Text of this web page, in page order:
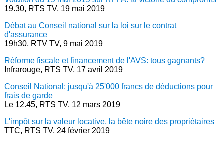
19.30, RTS TV, 19 mai 2019
Débat au Conseil national sur la loi sur le contrat
d'assurance
19h30, RTV TV, 9 mai 2019
Réforme fiscale et financement de l'AVS: tous gagnants?
Infrarouge, RTS TV, 17 avril 2019
Conseil National: jusqu'à 25'000 francs de déductions pour
frais de garde
Le 12.45, RTS TV, 12 mars 2019
L'impôt sur la valeur locative, la bête noire des propriétaires
TTC, RTS TV, 24 février 2019